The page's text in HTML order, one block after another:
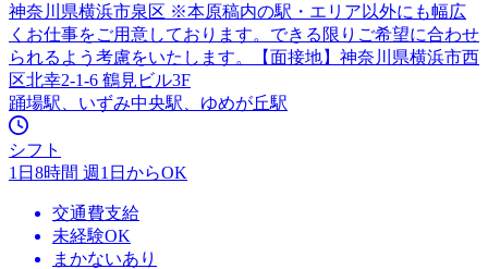
神奈川県横浜市泉区 ※本原稿内の駅・エリア以外にも幅広
くお仕事をご用意しております。できる限りご希望に合わせ
られるよう考慮をいたします。【面接地】神奈川県横浜市西
区北幸2-1-6 鶴見ビル3F
踊場駅、いずみ中央駅、ゆめが丘駅
シフト
1日8時間 週1日からOK
交通費支給
未経験OK
まかないあり